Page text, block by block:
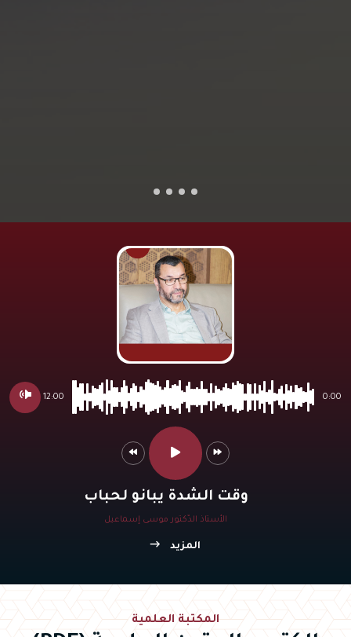
0:00
12:00
وقت الشدة يبانو لحباب
الأستاذ الدّكتور موسى إسماعيل
المزيد
المكتبة العلمية